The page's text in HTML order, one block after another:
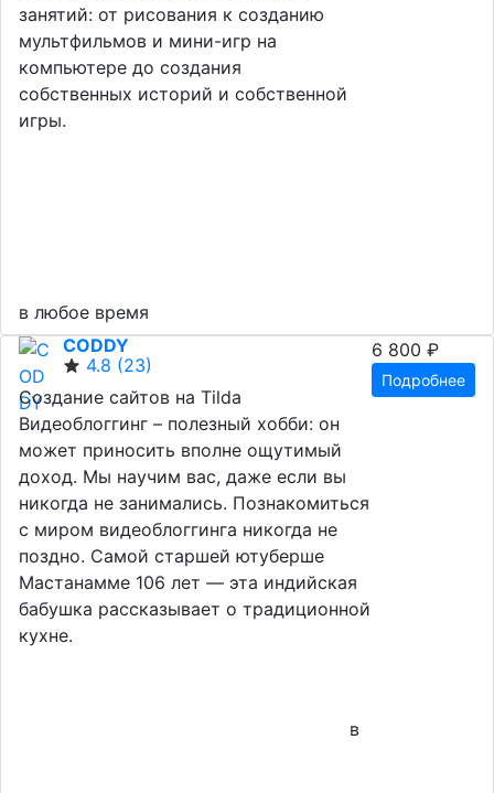
занятий: от рисования к созданию
мультфильмов и мини-игр на
компьютере до создания
собственных историй и собственной
игры.
в любое время
CODDY
4.8 (23)
Создание сайтов на Tilda
Видеоблоггинг – полезный хобби: он
может приносить вполне ощутимый
доход. Мы научим вас, даже если вы
никогда не занимались. Познакомиться
с миром видеоблоггинга никогда не
поздно. Самой старшей ютуберше
Мастанамме 106 лет — эта индийская
бабушка рассказывает о традиционной
кухне.
в
6 800 ₽
Подробнее